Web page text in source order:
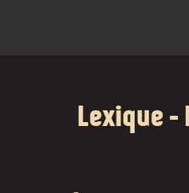
Lexique